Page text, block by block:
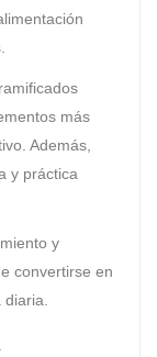
más
Además,
y práctica
y
convertirse en